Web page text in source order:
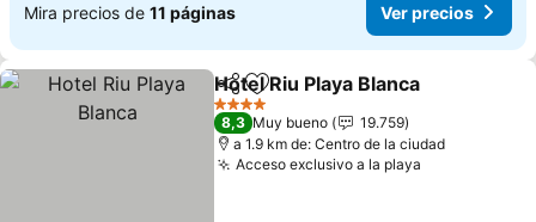
Mira precios de 11 páginas Ver precios
CompartirAgregar a favoritos
Hotel Riu Playa Blanca
4 Estrellas
8,3 Muy bueno
19.759
a 1.9 km de: Centro de la ciudad
Acceso exclusivo a la playa